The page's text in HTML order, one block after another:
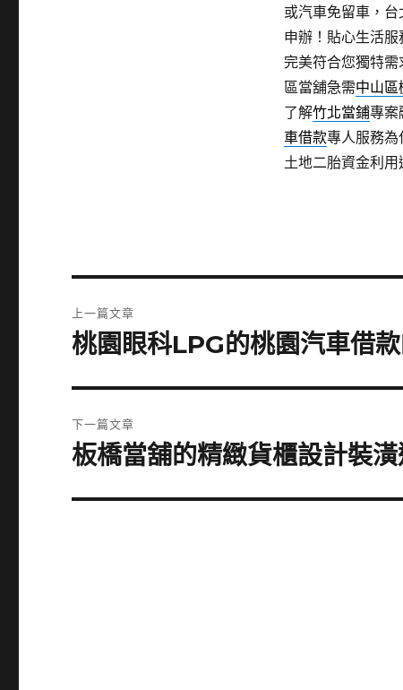
或汽車免留車，
申辦！貼心生活
完美符合您獨特需
區當舖急需中山區
了解竹北當鋪專案
車借款專人服務為
土地二胎資金利用
章
上一篇文章
上
篇
文
章:
桃園眼科LPG的桃園汽車借
下一篇文章
下
篇
板橋當舖的精緻貨櫃設計裝